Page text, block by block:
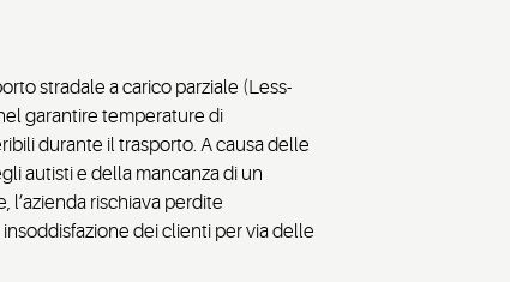
stradale a carico parziale (Less-
garantire temperature di
durante il trasporto. A causa delle
autisti e della mancanza di un
l’azienda rischiava perdite
dei clienti per via delle